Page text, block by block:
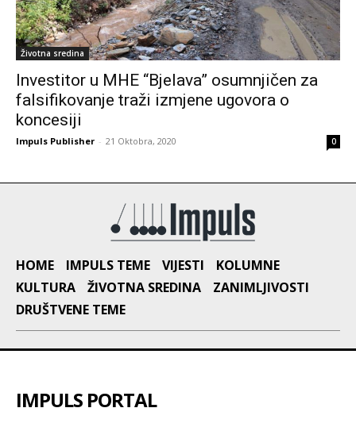
Životna sredina
Investitor u MHE “Bjelava” osumnjičen za
falsifikovanje traži izmjene ugovora o
koncesiji
Impuls Publisher - 21 Oktobra, 2020 0
HOME IMPULS TEME VIJESTI
KOLUMNE
KULTURA
ŽIVOTNA SREDINA
ZANIMLJIVOSTI
DRUŠTVENE TEME
IMPULS PORTAL